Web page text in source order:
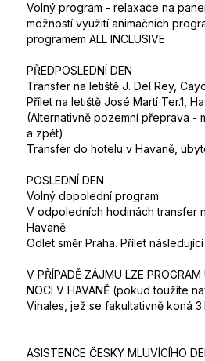
Volný program - relaxace na
možností využití animačních
programem ALL INCLUSIVE
PŘEDPOSLEDNÍ DEN
Transfer na letiště J. Del Rey,
Přílet na letiště José Martí Ter.1,
(Alternativně pozemní přeprava -
a zpět)
Transfer do hotelu v Havaně,
POSLEDNÍ DEN
Volný dopolední program.
V odpoledních hodinách transfer
Havaně.
Odlet směr Praha. Přílet
V PŘÍPADĚ ZÁJMU LZE
NOCI V HAVANĚ (pokud toužíte
Vinales, jež se fakultativně koná
ASISTENCE ČESKY MLUVÍCÍHO